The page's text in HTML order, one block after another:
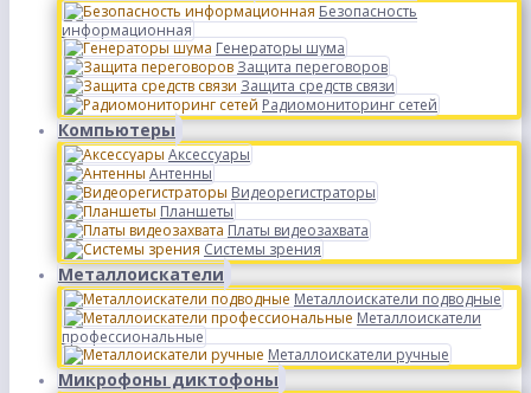
Безопасность
информационная
Генераторы шума
Защита переговоров
Защита средств связи
Радиомониторинг сетей
Компьютеры
Аксессуары
Антенны
Видеорегистраторы
Планшеты
Платы видеозахвата
Системы зрения
Металлоискатели
Металлоискатели подводные
Металлоискатели
профессиональные
Металлоискатели ручные
Микрофоны диктофоны